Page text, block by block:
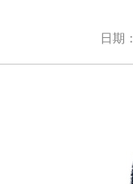
日期：